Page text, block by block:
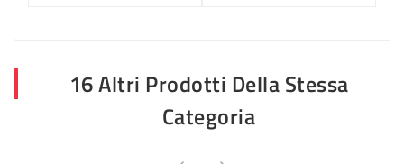
16 Altri Prodotti Della Stessa
Categoria